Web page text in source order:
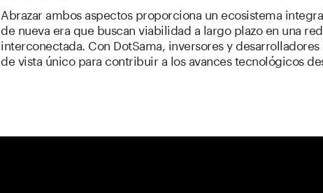
Abrazar ambos aspectos proporciona un ecosistema
de nueva era que buscan viabilidad a largo plazo en una
interconectada. Con DotSama, inversores y
de vista único para contribuir a los avances tecnológicos